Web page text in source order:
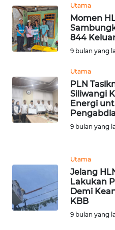
Utama
Momen
844
9 bulan yang
Utama
PLN
Siliwangi
Energi
9 bulan yang
Utama
Jelang
Lakukan
Demi
KBB
9 bulan yang
WN
SULSEL
WN
WN
SULUT
WN
WN
DAIRI